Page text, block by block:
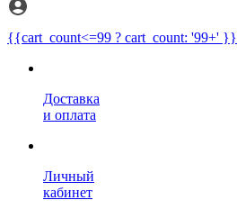
{{cart_count<=99 ? cart_count: '99+' }}
Доставка
и оплата
Личный
кабинет